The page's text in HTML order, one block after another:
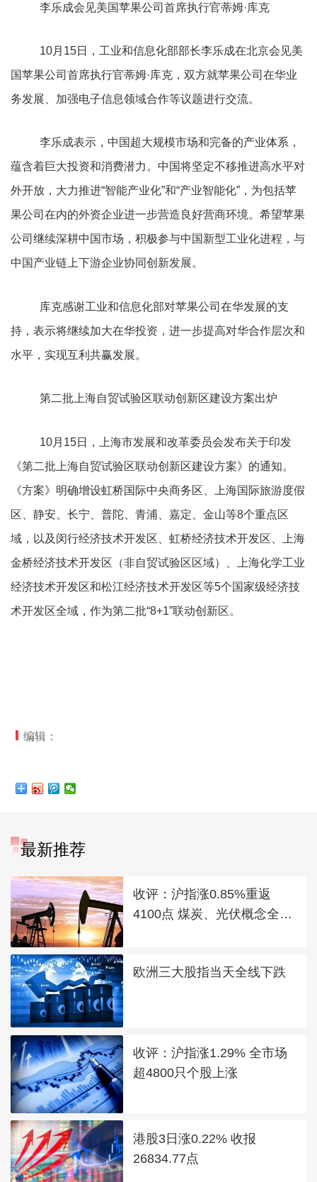
李乐成会见美国苹果公司首席执行官蒂姆·库克
10月15日，工业和信息化部部长李乐成在北京会见美
国苹果公司首席执行官蒂姆·库克，双方就苹果公司在华业
务发展、加强电子信息领域合作等议题进行交流。
李乐成表示，中国超大规模市场和完备的产业体系，
蕴含着巨大投资和消费潜力。中国将坚定不移推进高水平对
外开放，大力推进“智能产业化”和“产业智能化”，为包括苹
果公司在内的外资企业进一步营造良好营商环境。希望苹果
公司继续深耕中国市场，积极参与中国新型工业化进程，与
中国产业链上下游企业协同创新发展。
库克感谢工业和信息化部对苹果公司在华发展的支
持，表示将继续加大在华投资，进一步提高对华合作层次和
水平，实现互利共赢发展。
第二批上海自贸试验区联动创新区建设方案出炉
10月15日，上海市发展和改革委员会发布关于印发
《第二批上海自贸试验区联动创新区建设方案》的通知。
《方案》明确增设虹桥国际中央商务区、上海国际旅游度假
区、静安、长宁、普陀、青浦、嘉定、金山等8个重点区
域，以及闵行经济技术开发区、虹桥经济技术开发区、上海
金桥经济技术开发区（非自贸试验区区域）、上海化学工业
经济技术开发区和松江经济技术开发区等5个国家级经济技
术开发区全域，作为第二批“8+1”联动创新区。
编辑：
最新推荐
收评：沪指涨0.85%重返
4100点 煤炭、光伏概念全线
欧洲三大股指当天全线下跌
收评：沪指涨1.29% 全市场
超4800只个股上涨
港股3日涨0.22% 收报
26834.77点